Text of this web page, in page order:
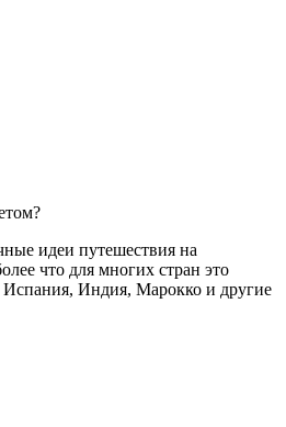
идеи путешествия на
что для многих стран это
Испания, Индия, Марокко и другие